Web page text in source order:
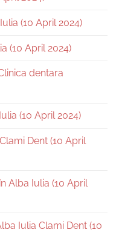
(10 April 2024)
(10 April 2024)
dentara
(10 April 2024)
Dent (10 April
Alba Iulia (10 April
Iulia Clami Dent (10